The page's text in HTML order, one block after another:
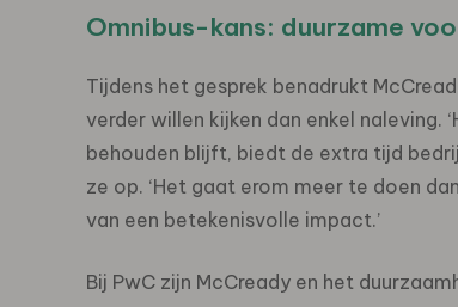
Omnibus-kans: duurzame
Tijdens het gesprek benadrukt
verder willen kijken dan enkel naleving.
behouden blijft, biedt de extra tijd
ze op. ‘Het gaat erom meer te doen
van een betekenisvolle impact.’
Bij PwC zijn McCready en het